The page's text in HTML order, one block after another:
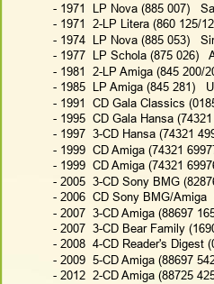
- 1971  LP Nova (885 007)
- 1971  2-LP Litera (860 125/
- 1974  LP Nova (885 053)
- 1977  LP Schola (875 026)
- 1981  2-LP Amiga (845 200/
- 1985  LP Amiga (845 281)
- 1991  CD Gala Classics
- 1995  CD Gala Hansa
- 1997  3-CD Hansa (74321
- 1999  CD Amiga (74321
- 1999  CD Amiga (74321
- 2005  3-CD Sony BMG
- 2006  CD Sony BMG/Amiga
- 2007  3-CD Amiga (88697
- 2007  3-CD Bear Family
- 2008  4-CD Reader's Digest
- 2009  5-CD Amiga (88697
- 2012  2-CD Amiga (88725